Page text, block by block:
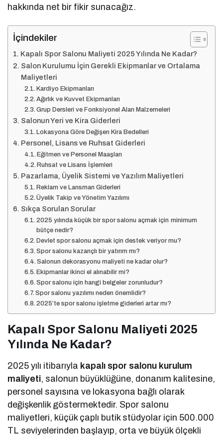
hakkında net bir fikir sunacağız.
İçindekiler
Kapalı Spor Salonu Maliyeti 2025 Yılında Ne Kadar?
Salon Kurulumu İçin Gerekli Ekipmanlar ve Ortalama
Maliyetleri
Kardiyo Ekipmanları
Ağırlık ve Kuvvet Ekipmanları
Grup Dersleri ve Fonksiyonel Alan Malzemeleri
Salonun Yeri ve Kira Giderleri
Lokasyona Göre Değişen Kira Bedelleri
Personel, Lisans ve Ruhsat Giderleri
Eğitmen ve Personel Maaşları
Ruhsat ve Lisans İşlemleri
Pazarlama, Üyelik Sistemi ve Yazılım Maliyetleri
Reklam ve Lansman Giderleri
Üyelik Takip ve Yönetim Yazılımı
Sıkça Sorulan Sorular
2025 yılında küçük bir spor salonu açmak için minimum
bütçe nedir?
Devlet spor salonu açmak için destek veriyor mu?
Spor salonu kazançlı bir yatırım mı?
Salonun dekorasyonu maliyeti ne kadar olur?
Ekipmanlar ikinci el alınabilir mi?
Spor salonu için hangi belgeler zorunludur?
Spor salonu yazılımı neden önemlidir?
2025’te spor salonu işletme giderleri artar mı?
Kapalı Spor Salonu Maliyeti 2025
Yılında Ne Kadar?
2025 yılı itibarıyla kapalı spor salonu kurulum
maliyeti, salonun büyüklüğüne, donanım kalitesine,
personel sayısına ve lokasyona bağlı olarak
değişkenlik göstermektedir. Spor salonu
maliyetleri, küçük çaplı butik stüdyolar için 500.000
TL seviyelerinden başlayıp, orta ve büyük ölçekli